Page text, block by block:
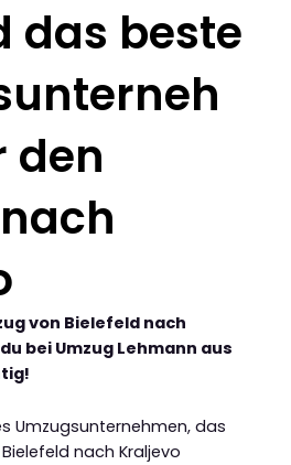
das beste
den
von Bielefeld nach
bei Umzug Lehmann aus
Umzugsunternehmen, das
nach Kraljevo